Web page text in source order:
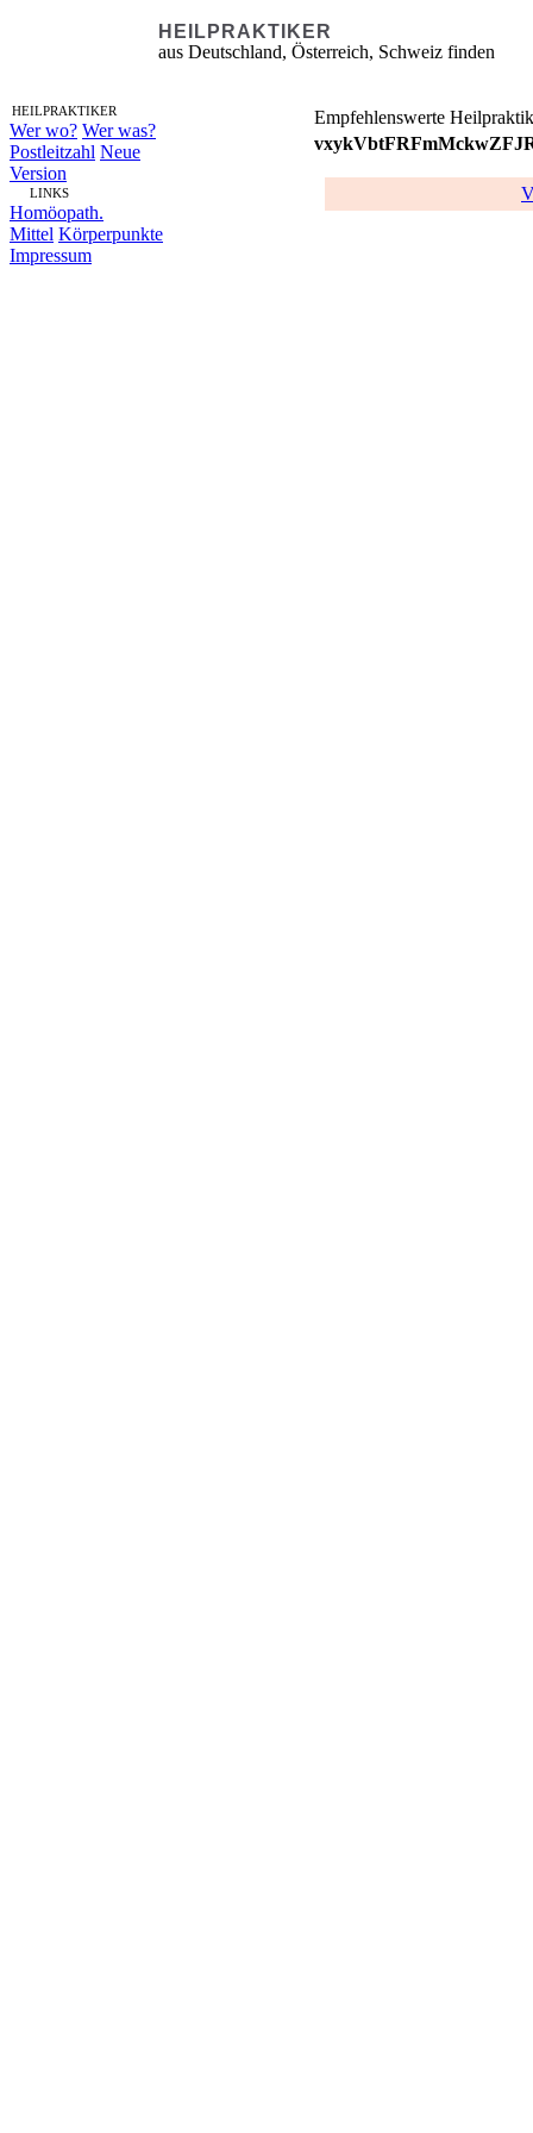
HEILPRAKTIKER
aus Deutschland, Österreich, Schweiz finden
HEILPRAKTIKER
Wer wo? Wer was?
Postleitzahl Neue
Version
LINKS
Homöopath.
Mittel Körperpunkte
Impressum
Empfehlenswerte